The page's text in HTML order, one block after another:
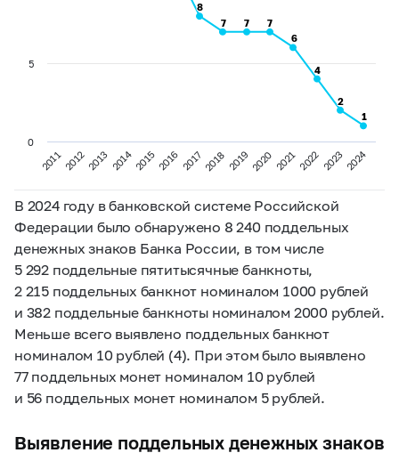
8
8
7
7 7
7 7
7
6
6
4
4
2
2
1
1
201120122013 201420152016 2017 2018 2019 2020 20212022 2023 2024
0
5
В 2024 году в банковской системе Российской
Федерации было обнаружено 8 240 поддельных
денежных знаков Банка России, в том числе
5 292 поддельные пятитысячные банкноты,
2 215 поддельных банкнот номиналом 1000 рублей
и 382 поддельные банкноты номиналом 2000 рублей.
Меньше всего выявлено поддельных банкнот
номиналом 10 рублей (4). При этом было выявлено
77 поддельных монет номиналом 10 рублей
и 56 поддельных монет номиналом 5 рублей.
Выявление поддельных денежных знаков